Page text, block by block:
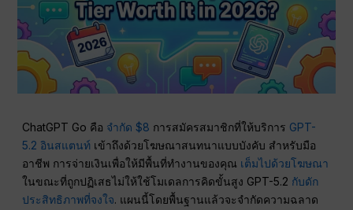
ChatGPT Go คือ จำกัด $8 การสมัครสมาชิกที่ให้บริการ GPT-
5.2 อินสแตนท์ เข้าถึงด้วยโฆษณาสนทนาแบบบังคับ สำหรับมือ
อาชีพ การจ่ายเงินเพื่อให้มีพื้นที่ทำงานของคุณ เต็มไปด้วยโฆษณา
ในขณะที่ถูกปฏิเสธไม่ให้ใช้โมเดลการคิดขั้นสูง GPT-5.2 กับดัก
ประสิทธิภาพที่จงใจ. แผนนี้โดยพื้นฐานแล้วจะจำกัดความฉลาด